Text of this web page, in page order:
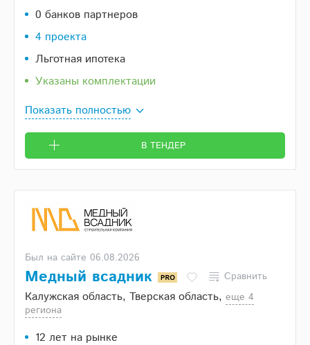
0 банков партнеров
4 проекта
Льготная ипотека
Указаны комплектации
Показать полностью
В ТЕНДЕР
Был на сайте 06.08.2026
Медный всадник Сравнить
Калужская область, Тверская область, eще 4
региона
12 лет на рынке